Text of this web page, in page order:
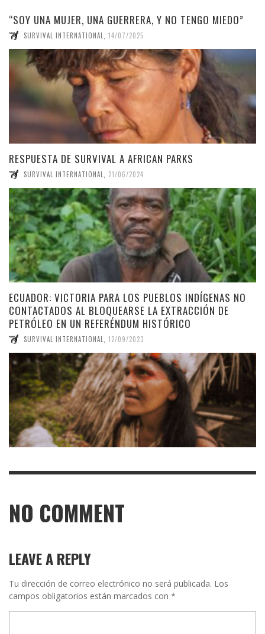
“SOY UNA MUJER, UNA GUERRERA, Y NO TENGO MIEDO”
SURVIVAL INTERNATIONAL 14/07/2025
RESPUESTA DE SURVIVAL A AFRICAN PARKS
SURVIVAL INTERNATIONAL 21/06/2024
ECUADOR: VICTORIA PARA LOS PUEBLOS INDÍGENAS NO
CONTACTADOS AL BLOQUEARSE LA EXTRACCIÓN DE
PETRÓLEO EN UN REFERÉNDUM HISTÓRICO
SURVIVAL INTERNATIONAL 12/09/2023
NO COMMENT
LEAVE A REPLY
Tu dirección de correo electrónico no será publicada. Los
campos obligatorios están marcados con *